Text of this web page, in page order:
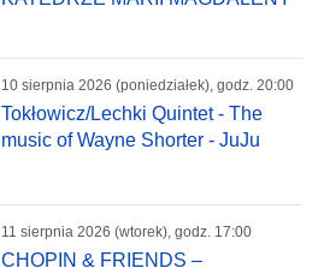
10 sierpnia 2026 (poniedziałek), godz. 20:00
Tokłowicz/Lechki Quintet - The
music of Wayne Shorter - JuJu
11 sierpnia 2026 (wtorek), godz. 17:00
CHOPIN & FRIENDS –